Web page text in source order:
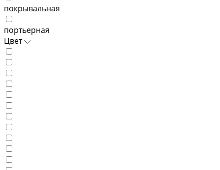
покрывальная
портьерная
Цвет